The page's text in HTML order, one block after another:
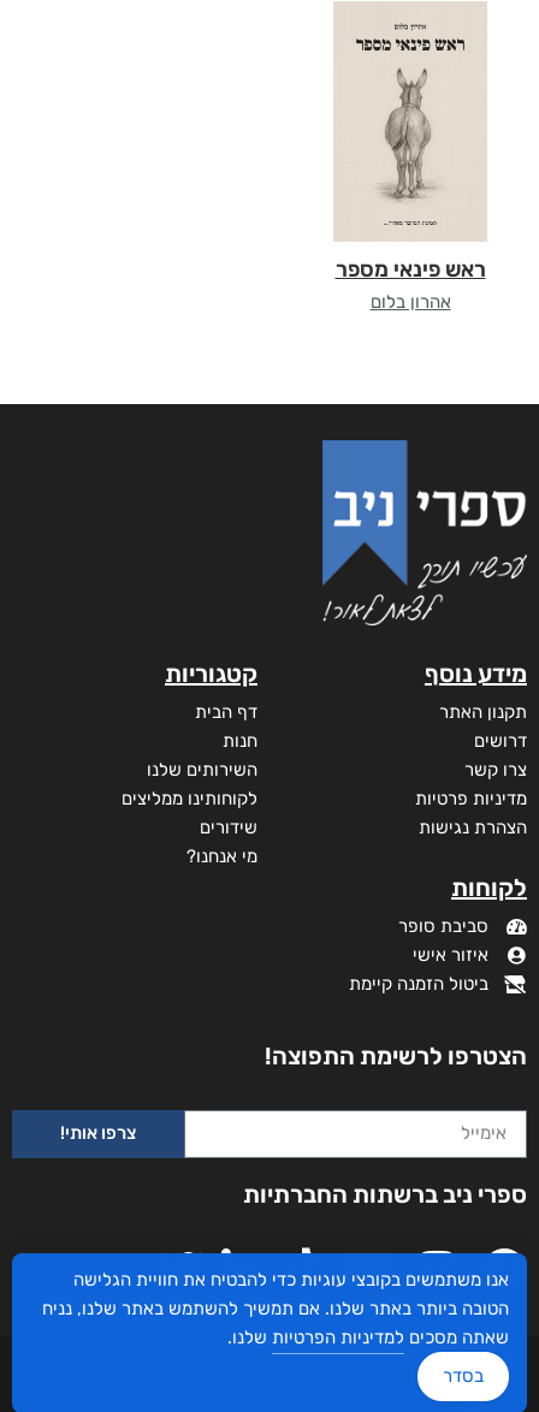
ראש פינאי מספר
אהרון בלום
מידע נוסף
תקנון האתר
דרושים
צרו קשר
מדיניות פרטיות
הצהרת נגישות
לקוחות
סביבת סופר
איזור אישי
ביטול הזמנה קיימת
קטגוריות
דף הבית
חנות
השירותים שלנו
לקוחותינו ממליצים
שידורים
מי אנחנו?
הצטרפו לרשימת התפוצה!
צרפו אותי!
ספרי ניב ברשתות החברתיות
עיצוב ובניית האתר: ספרי ניב © כל הזכויות שמורות. בוקסאי טכנולוגיות בע"מ שד אבא
אנו משתמשים בקובצי עוגיות כדי להבטיח את חוויית הגלישה
הטובה ביותר באתר שלנו. אם תמשיך להשתמש באתר שלנו, נניח
שאתה מסכים למדיניות הפרטיות שלנו.
בסדר